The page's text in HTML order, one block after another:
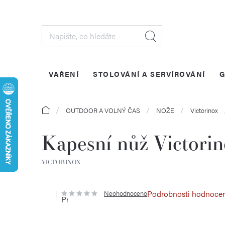
VAŘENÍ STOLOVÁNÍ A SERVÍROVÁNÍ
DomůOUTDOOR A VOLNÝ ČAS NOŽE Victorinox
Kapesní nůž
VICTORINOX
Průměrné
hodnocení
NeohodnocenoPodrobnosti